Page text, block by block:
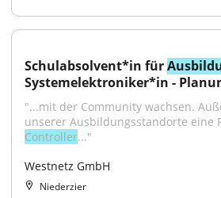
Schulabsolvent*in für
Systemelektroniker*in -
"...mit der Community wachsen.
Controller..."
Westnetz GmbH
Niederzier